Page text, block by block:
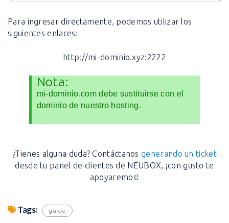
Para ingresar directamente, podemos utilizar los
siguientes enlaces:
http://mi-dominio.xyz:2222
Nota:
mi-dominio.com debe sustituirse con el
dominio de nuestro hosting.
¿Tienes alguna duda? Contáctanos generando un ticket
desde tu panel de clientes de NEUBOX, ¡con gusto te
apoyaremos!
Tags: guide